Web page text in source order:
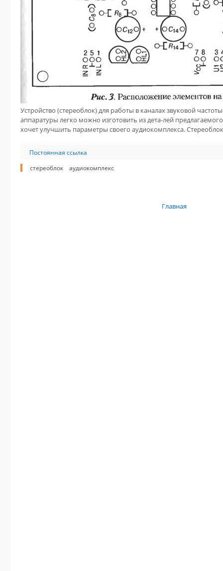
Устройство (стереоблок) для работы в каналах звуковой
аппаратуры легко можно изготовить из дета-лей
хочет улучшить параметры своего аудиокомплекса.
Постоянная ссылка
стереоблок
аудиокомплекс
Главная